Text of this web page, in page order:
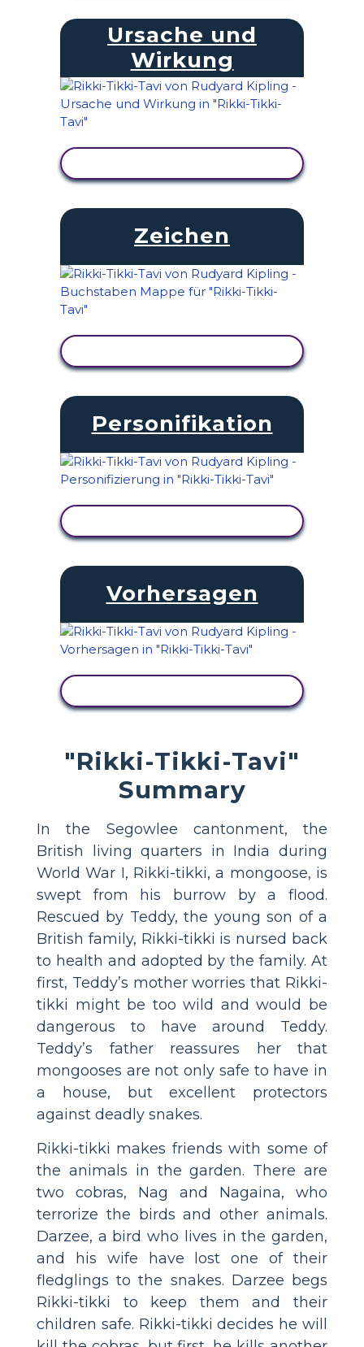
Ursache und
Wirkung
Zeichen
Personifikation
Vorhersagen
"Rikki-Tikki-Tavi"
Summary
In the Segowlee cantonment, the
British living quarters in India during
World War I, Rikki-tikki, a mongoose, is
swept from his burrow by a flood.
Rescued by Teddy, the young son of a
British family, Rikki-tikki is nursed back
to health and adopted by the family. At
first, Teddy’s mother worries that Rikki-
tikki might be too wild and would be
dangerous to have around Teddy.
Teddy’s father reassures her that
mongooses are not only safe to have in
a house, but excellent protectors
against deadly snakes.
Rikki-tikki makes friends with some of
the animals in the garden. There are
two cobras, Nag and Nagaina, who
terrorize the birds and other animals.
Darzee, a bird who lives in the garden,
and his wife have lost one of their
fledglings to the snakes. Darzee begs
Rikki-tikki to keep them and their
children safe. Rikki-tikki decides he will